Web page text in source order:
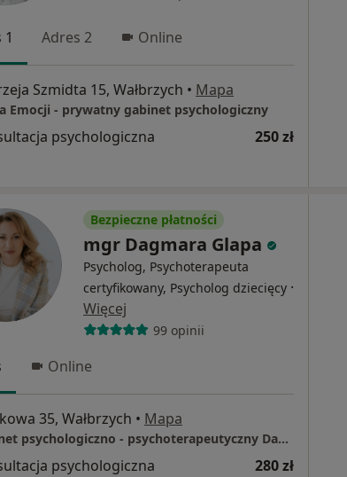
Adres 2 Online
Szmidta 15, Wałbrzych • Mapa
Emocji - prywatny gabinet psychologiczny
psychologiczna 250 zł
Bezpieczne płatności
mgr Dagmara Glapa
Psycholog, Psychoterapeuta
certyfikowany, Psycholog dziecięcy ·
Więcej
99 opinii
Online
35, Wałbrzych • Mapa
Gabinet psychologiczno - psychoterapeutyczny Dagmara Glapa
psychologiczna 280 zł